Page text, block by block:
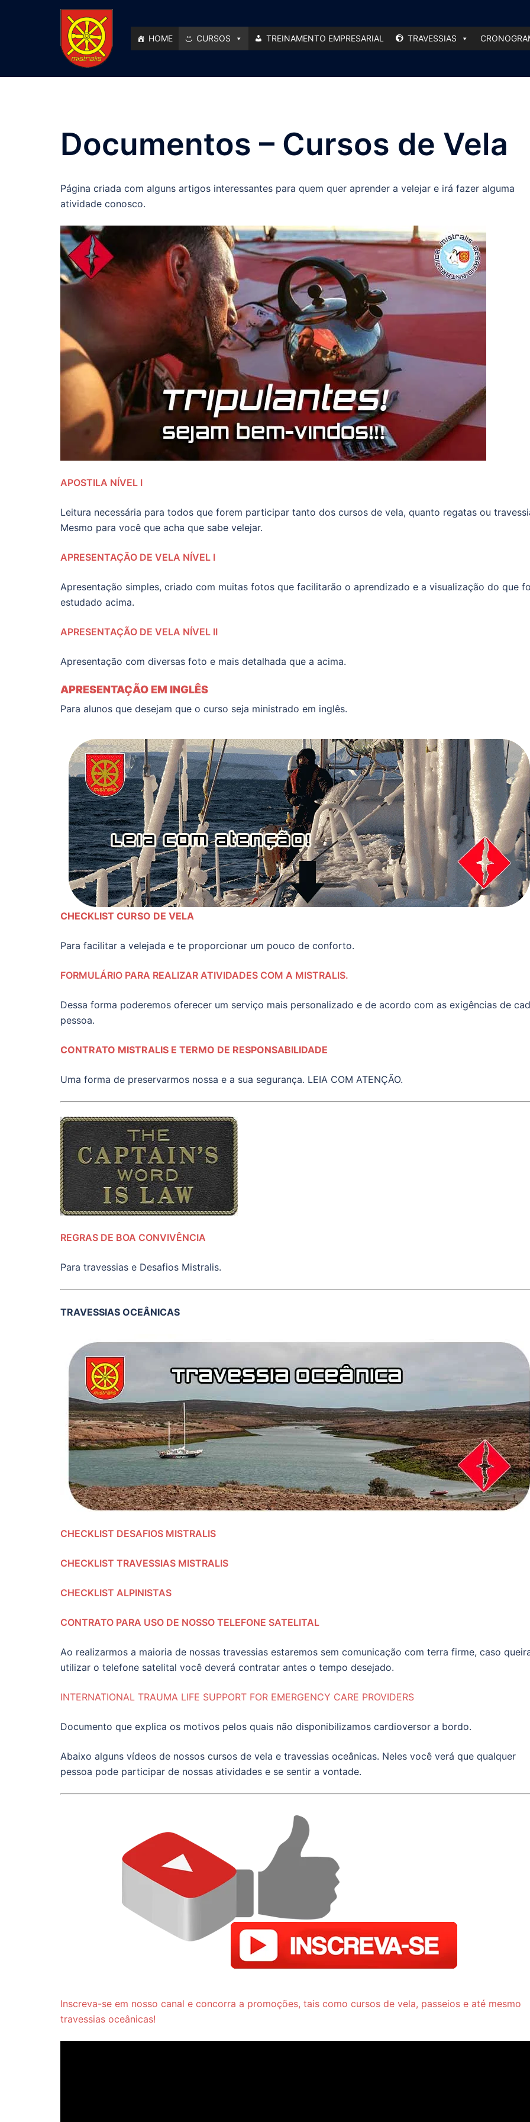
HOME CURSOS TREINAMENTO EMPRESARIAL TRAVESSIAS
Documentos – Cursos de Vela
Página criada com alguns artigos interessantes para quem quer aprender a velejar e irá fazer alguma
atividade conosco.
APOSTILA NÍVEL I
Leitura necessária para todos que forem participar tanto dos cursos de vela, quanto regatas ou
Mesmo para você que acha que sabe velejar.
APRESENTAÇÃO DE VELA NÍVEL I
Apresentação simples, criado com muitas fotos que facilitarão o aprendizado e a visualização do que
estudado acima.
APRESENTAÇÃO DE VELA NÍVEL II
Apresentação com diversas foto e mais detalhada que a acima.
APRESENTAÇÃO EM INGLÊS
Para alunos que desejam que o curso seja ministrado em inglês.
CHECKLIST CURSO DE VELA
Para facilitar a velejada e te proporcionar um pouco de conforto.
FORMULÁRIO PARA REALIZAR ATIVIDADES COM A MISTRALIS.
Dessa forma poderemos oferecer um serviço mais personalizado e de acordo com as exigências de
pessoa.
CONTRATO MISTRALIS E TERMO DE RESPONSABILIDADE
Uma forma de preservarmos nossa e a sua segurança. LEIA COM ATENÇÃO.
REGRAS DE BOA CONVIVÊNCIA
Para travessias e Desafios Mistralis.
TRAVESSIAS OCEÂNICAS
CHECKLIST DESAFIOS MISTRALIS
CHECKLIST TRAVESSIAS MISTRALIS
CHECKLIST ALPINISTAS
CONTRATO PARA USO DE NOSSO TELEFONE SATELITAL
Ao realizarmos a maioria de nossas travessias estaremos sem comunicação com terra firme, caso
utilizar o telefone satelital você deverá contratar antes o tempo desejado.
INTERNATIONAL TRAUMA LIFE SUPPORT FOR EMERGENCY CARE PROVIDERS
Documento que explica os motivos pelos quais não disponibilizamos cardioversor a bordo.
Abaixo alguns vídeos de nossos cursos de vela e travessias oceânicas. Neles você verá que qualquer
pessoa pode participar de nossas atividades e se sentir a vontade.
Inscreva-se em nosso canal e concorra a promoções, tais como cursos de vela, passeios e até mesmo
travessias oceânicas!